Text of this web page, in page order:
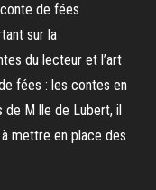
de fées
sur la
du lecteur et l’art
fées : les contes en
de M lle de Lubert, il
mettre en place des